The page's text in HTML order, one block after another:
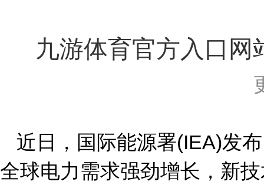
九游体育官方入口
近日，国际能源署(IEA)发
全球电力需求强劲增长，新